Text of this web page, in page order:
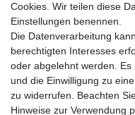
Wichtiges
Datenschutz
Impressum
Kontakt
AGB
Service
Cookies. Wir teilen diese
Einstellungen benennen.
Die Datenverarbeitung
berechtigten Interesses
oder abgelehnt werden.
und die Einwilligung zu
zu widerrufen. Beachten
Hinweise zur Verwendung